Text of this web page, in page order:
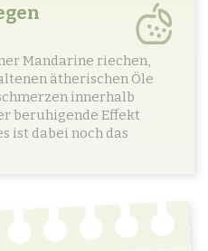
Mandarine riechen,
ätherischen Öle
innerhalb
beruhigende Effekt
ist dabei noch das